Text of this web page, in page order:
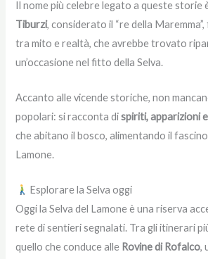
Il nome più celebre legato a queste storie
Tiburzi, considerato il “re della
tra mito e realtà, che avrebbe trovato
un’occasione nel fitto della Selva.
Accanto alle vicende storiche, non
popolari: si racconta dispiriti, apparizioni
che abitano il bosco, alimentando il
Lamone.
Esplorare la Selva oggi
Oggi la Selva del Lamone è una riserva
rete di sentieri segnalati. Tra gli itinerari
quello che conduce alle Rovine di Rofalco,